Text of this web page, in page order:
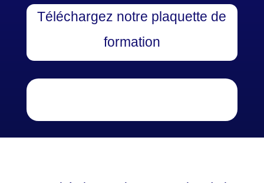
Téléchargez notre plaquette de
formation